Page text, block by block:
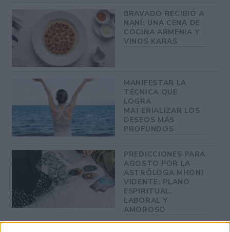
BRAVADO RECIBIÓ A
NANÍ: UNA CENA DE
COCINA ARMENIA Y
VINOS KARAS
MANIFESTAR LA
TÉCNICA QUE
LOGRA
MATERIALIZAR LOS
DESEOS MÁS
PROFUNDOS
PREDICCIONES PARA
AGOSTO POR LA
ASTRÓLOGA MHONI
VIDENTE: PLANO
ESPIRITUAL,
LABORAL Y
AMOROSO